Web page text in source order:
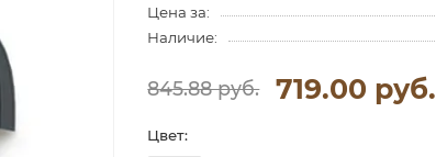
Цена за:
Наличие:
845.88 руб. 719.00 руб.
Цвет: